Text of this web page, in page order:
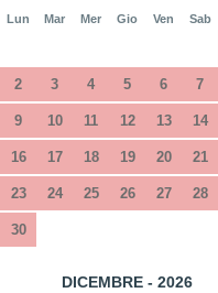
Lun Mar Mer Gio Ven Sab
2 3 4 5 6 7
9 10 11 12 13 14
16 17 18 19 20 21
23 24 25 26 27 28
30
DICEMBRE - 2026